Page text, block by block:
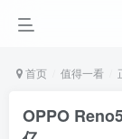
首页 值得一看
OPPO